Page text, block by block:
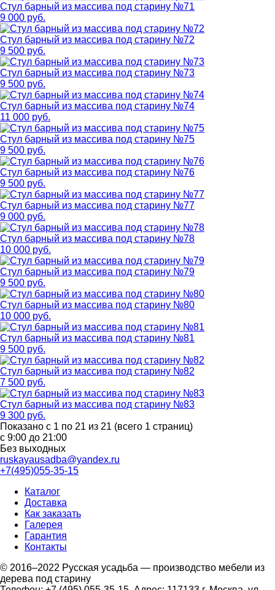
Стул барный из массива под старину №71
9 000 руб.
Стул барный из массива под старину №72
9 500 руб.
Стул барный из массива под старину №73
9 500 руб.
Стул барный из массива под старину №74
11 000 руб.
Стул барный из массива под старину №75
9 500 руб.
Стул барный из массива под старину №76
9 500 руб.
Стул барный из массива под старину №77
9 000 руб.
Стул барный из массива под старину №78
10 000 руб.
Стул барный из массива под старину №79
9 500 руб.
Стул барный из массива под старину №80
10 000 руб.
Стул барный из массива под старину №81
9 500 руб.
Стул барный из массива под старину №82
7 500 руб.
Стул барный из массива под старину №83
9 300 руб.
Показано с 1 по 21 из 21 (всего 1 страниц)
с 9:00 до 21:00
Без выходных
ruskayausadba@yandex.ru
+7(495)055-35-15
Каталог
Доставка
Как заказать
Галерея
Гарантия
Контакты
© 2016–2022 Русская усадьба — производство мебели из
дерева под старину